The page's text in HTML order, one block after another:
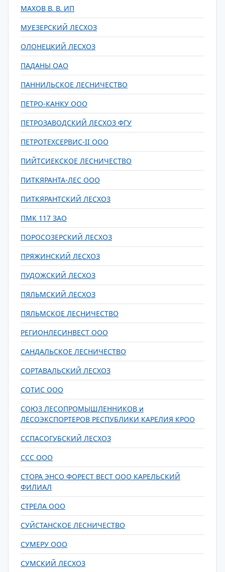
МАХОВ В. В. ИП
МУЕЗЕРСКИЙ ЛЕСХОЗ
ОЛОНЕЦКИЙ ЛЕСХОЗ
ПАДАНЫ ОАО
ПАННИЛЬСКОЕ ЛЕСНИЧЕСТВО
ПЕТРО-КАНКУ ООО
ПЕТРОЗАВОДСКИЙ ЛЕСХОЗ ФГУ
ПЕТРОТЕХСЕРВИС-II ООО
ПИЙТСИЕКСКОЕ ЛЕСНИЧЕСТВО
ПИТКЯРАНТА-ЛЕС ООО
ПИТКЯРАНТСКИЙ ЛЕСХОЗ
ПМК 117 ЗАО
ПОРОСОЗЕРСКИЙ ЛЕСХОЗ
ПРЯЖИНСКИЙ ЛЕСХОЗ
ПУДОЖСКИЙ ЛЕСХОЗ
ПЯЛЬМСКИЙ ЛЕСХОЗ
ПЯЛЬМСКОЕ ЛЕСНИЧЕСТВО
РЕГИОНЛЕСИНВЕСТ ООО
САНДАЛЬСКОЕ ЛЕСНИЧЕСТВО
СОРТАВАЛЬСКИЙ ЛЕСХОЗ
СОТИС ООО
СОЮЗ ЛЕСОПРОМЫШЛЕННИКОВ и
ЛЕСОЭКСПОРТЕРОВ РЕСПУБЛИКИ КАРЕЛИЯ КРОО
ССПАСОГУБСКИЙ ЛЕСХОЗ
ССС ООО
СТОРА ЭНСО ФОРЕСТ ВЕСТ ООО КАРЕЛЬСКИЙ
ФИЛИАЛ
СТРЕЛА ООО
СУЙСТАНСКОЕ ЛЕСНИЧЕСТВО
СУМЕРУ ООО
СУМСКИЙ ЛЕСХОЗ